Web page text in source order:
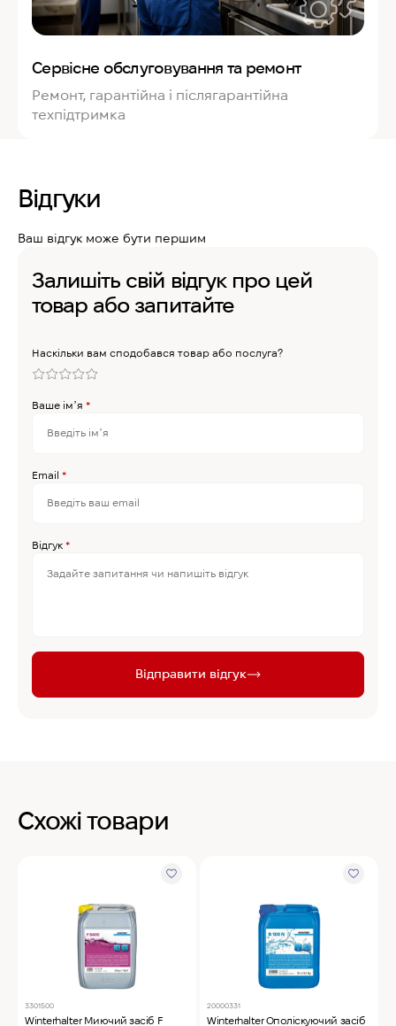
Сервісне обслуговування та ремонт
Ремонт, гарантійна і післягарантійна
техпідтримка
Відгуки
Ваш відгук може бути першим
Залишіть свій відгук про цей
товар або запитайте
Наскільки вам сподобався товар або послуга?
Ваше імʼя *
Email *
Відгук *
Відправити відгук
Схожі товари
3301500
Winterhalter Миючий засіб F
20000331
Winterhalter Ополіскуючий засіб